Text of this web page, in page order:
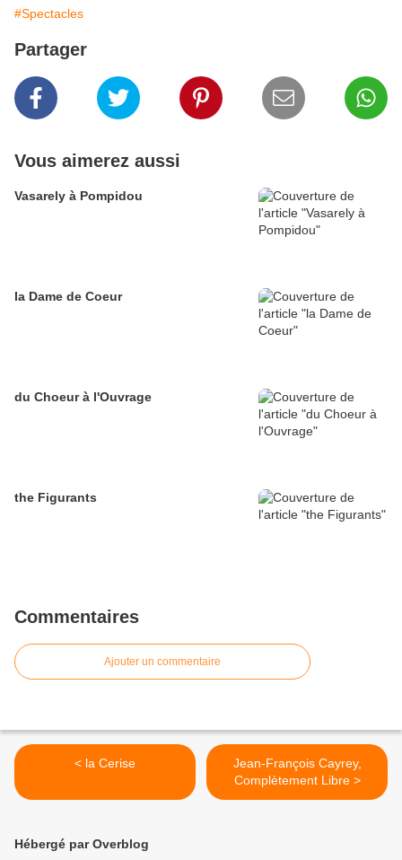
#Spectacles
Partager
Vous aimerez aussi
Vasarely à Pompidou
la Dame de Coeur
du Choeur à l'Ouvrage
the Figurants
Commentaires
Ajouter un commentaire
< la Cerise
Jean-François Cayrey,
Complètement Libre >
Hébergé par Overblog